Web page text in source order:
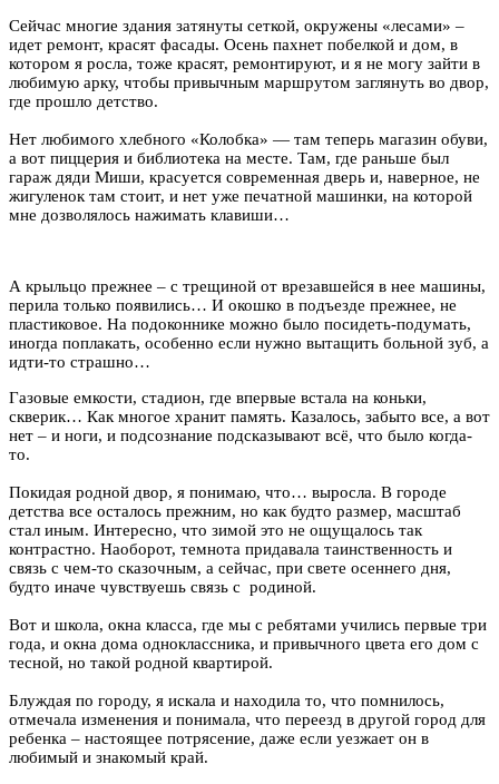
Сейчас многие здания затянуты сеткой, окружены «лесами» –
идет ремонт, красят фасады. Осень пахнет побелкой и дом, в
котором я росла, тоже красят, ремонтируют, и я не могу зайти в
любимую арку, чтобы привычным маршрутом заглянуть во двор,
где прошло детство.
Нет любимого хлебного «Колобка» — там теперь магазин обуви,
а вот пиццерия и библиотека на месте. Там, где раньше был
гараж дяди Миши, красуется современная дверь и, наверное, не
жигуленок там стоит, и нет уже печатной машинки, на которой
мне дозволялось нажимать клавиши…
А крыльцо прежнее – с трещиной от врезавшейся в нее машины,
перила только появились… И окошко в подъезде прежнее, не
пластиковое. На подоконнике можно было посидеть-подумать,
иногда поплакать, особенно если нужно вытащить больной зуб, а
идти-то страшно…
Газовые емкости, стадион, где впервые встала на коньки,
скверик… Как многое хранит память. Казалось, забыто все, а вот
нет – и ноги, и подсознание подсказывают всё, что было когда-
то.
Покидая родной двор, я понимаю, что… выросла. В городе
детства все осталось прежним, но как будто размер, масштаб
стал иным. Интересно, что зимой это не ощущалось так
контрастно. Наоборот, темнота придавала таинственность и
связь с чем-то сказочным, а сейчас, при свете осеннего дня,
будто иначе чувствуешь связь с родиной.
Вот и школа, окна класса, где мы с ребятами учились первые три
года, и окна дома одноклассника, и привычного цвета его дом с
тесной, но такой родной квартирой.
Блуждая по городу, я искала и находила то, что помнилось,
отмечала изменения и понимала, что переезд в другой город для
ребенка – настоящее потрясение, даже если уезжает он в
любимый и знакомый край.